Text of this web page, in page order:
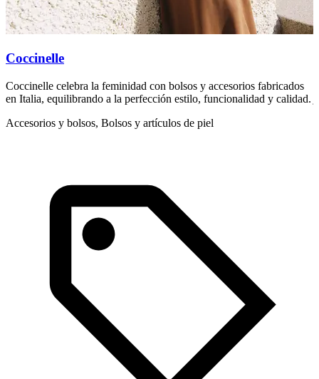
Coccinelle
Coccinelle celebra la feminidad con bolsos y accesorios fabricados
en Italia, equilibrando a la perfección estilo, funcionalidad y calidad.
Accesorios y bolsos, Bolsos y artículos de piel